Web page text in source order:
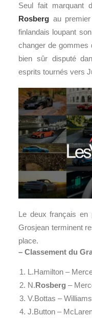
Seul fait marquant
Rosberg au
finlandais loupant
changer de gommes
bien sûr disputé
esprits tournés vers
Le deux français en
Grosjean terminent
place.
– Classement du
L.Hamilton –
N.Rosberg –
V.Bottas –
J.Button –